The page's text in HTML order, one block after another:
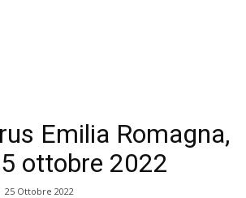
Emilia Romagna,
ottobre 2022
25 Ottobre 2022